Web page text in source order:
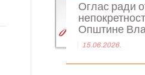
Оглас ради
Општине
15.06.2026.